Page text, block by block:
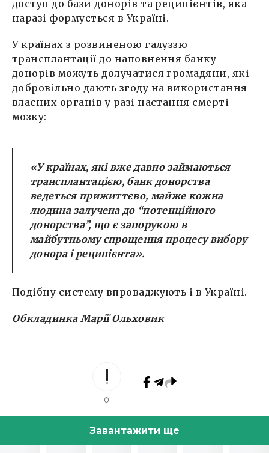
доступ до бази донорів та реципієнтів, яка
наразі формується в Україні.
У країнах з розвиненою галуззю
трансплантації до наповнення банку
донорів можуть долучатися громадяни, які
добровільно дають згоду на використання
власних органів у разі настання смерті
мозку:
«У країнах, які вже давно займаються
трансплантацією, банк донорства
ведеться прижиттєво, майже кожна
людина залучена до “потенційного
донорства”, що є запорукою в
майбутньому спрощення процесу вибору
донора і реципієнта».
Подібну систему впроваджують і в Україні.
Обкладинка Марії Ольховик
0
Завантажити ще